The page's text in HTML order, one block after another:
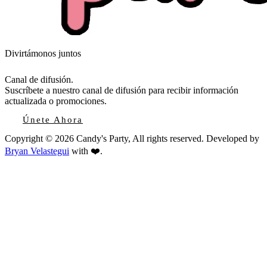
Divirtámonos juntos
Canal de difusión.
Suscríbete a nuestro canal de difusión para recibir información
actualizada o promociones.
Únete Ahora
Copyright © 2026 Candy's Party, All rights reserved. Developed by
Bryan Velastegui with ❤️.